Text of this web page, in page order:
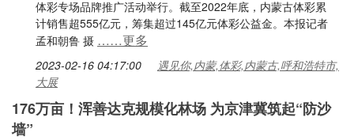
体彩专场品牌推广活动举行。截至2022年底，内蒙古体彩累
计销售超555亿元，筹集超过145亿元体彩公益金。本报记者
孟和朝鲁 摄 ……更多
2023-02-16 04:17:00
遇见你,内蒙,体彩,内蒙古,呼和浩特市,
大展
176万亩！浑善达克规模化林场 为京津冀筑起“防沙
墙”